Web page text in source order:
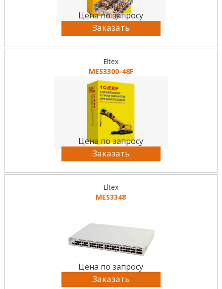
Цена по запросу
Заказать
Eltex
MES3300-48F
Цена по запросу
Заказать
Eltex
MES3348
Цена по запросу
Заказать